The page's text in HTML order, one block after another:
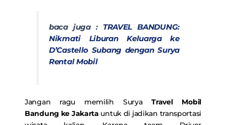
baca juga : TRAVEL BANDUNG:
Nikmati Liburan Keluarga ke
D’Castello Subang dengan Surya
Rental Mobil
Jangan ragu memilih SuryaTravel Mobil
Bandung ke Jakarta untuk di jadikan transportasi